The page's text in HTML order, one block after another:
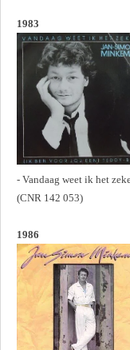
1983
- Vandaag weet ik het
(CNR 142 053)
1986